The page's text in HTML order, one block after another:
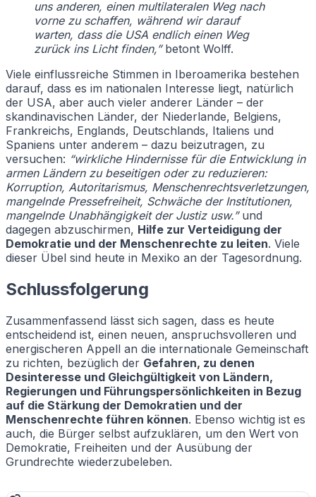
uns anderen, einen multilateralen Weg nach
vorne zu schaffen, während wir darauf
warten, dass die USA endlich einen Weg
zurück ins Licht finden,”betont Wolff.
Viele einflussreiche Stimmen in Iberoamerika bestehen
darauf, dass es im nationalen Interesse liegt, natürlich
der USA, aber auch vieler anderer Länder – der
skandinavischen Länder, der Niederlande, Belgiens,
Frankreichs, Englands, Deutschlands, Italiens und
Spaniens unter anderem – dazu beizutragen, zu
versuchen: “wirkliche Hindernisse für die Entwicklung in
armen Ländern zu beseitigen oder zu reduzieren:
Korruption, Autoritarismus, Menschenrechtsverletzungen,
mangelnde Pressefreiheit, Schwäche der Institutionen,
mangelnde Unabhängigkeit der Justiz usw.”und
dagegen abzuschirmen, Hilfe zur Verteidigung der
Demokratie und der Menschenrechte zu leiten. Viele
dieser Übel sind heute in Mexiko an der Tagesordnung.
Schlussfolgerung
Zusammenfassend lässt sich sagen, dass es heute
entscheidend ist, einen neuen, anspruchsvolleren und
energischeren Appell an die internationale Gemeinschaft
zu richten, bezüglich der Gefahren, zu denen
Desinteresse und Gleichgültigkeit von Ländern,
Regierungen und Führungspersönlichkeiten in Bezug
auf die Stärkung der Demokratien und der
Menschenrechte führen können. Ebenso wichtig ist es
auch, die Bürger selbst aufzuklären, um den Wert von
Demokratie, Freiheiten und der Ausübung der
Grundrechte wiederzubeleben.